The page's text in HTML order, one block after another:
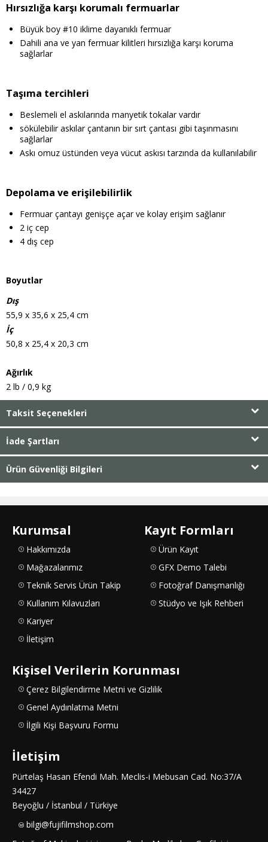
Hırsızlığa karşı korumalı fermuarlar
Büyük boy #10 iklime dayanıklı fermuar
Dahili ana ve yan fermuar kilitleri hırsızlığa karşı koruma
sağlarlar
Taşıma tercihleri
Beslemeli el askılarında manyetik tokalar vardır
sökülebilir askılar çantanın bir sırt çantası gibi taşınmasını
sağlarlar
Askı omuz üstünden veya vücut askısı tarzında da kullanılabilir
Depolama ve erişilebilirlik
Fermuar çantayı genişçe açar ve kolay erişim sağlanır
2 iç cep
4 dış cep
Boyutlar
Dış
55,9 x 35,6 x 25,4 cm
İç
50,8 x 25,4 x 20,3 cm
Ağırlık
2 lb / 0,9 kg
Taksit Seçenekleri
İade Şartları
Ürün Güvenliği Bilgileri
Kurumsal
Hakkımızda
Mağazalarımız
Teknik Servis Ürün Takip
Kullanım Kılavuzları
Kariyer
İletişim
Kayıt Formları
Ürün Kayıt
GFX Demo Talebi
Fotoğraf Danışmanlığı
Stüdyo ve Işık Rehberi
Kişisel Verilerin Korunması
Çerez Bilgilendirme Metni ve Gizlilik
Genel Aydınlatma Metni
İlgili Kişi Başvuru Formu
İletişim
Pürtelaş Hasan Efendi Mah. Meclis-i Mebusan Cad. No:37/A
34427
Beyoğlu / İstanbul / Türkiye
bilgi@fujifilmshop.com